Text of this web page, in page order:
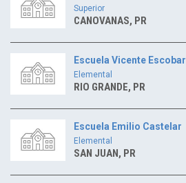
Superior
CANOVANAS, PR
Escuela Vicente Escobar
Elemental
RIO GRANDE, PR
Escuela Emilio Castelar
Elemental
SAN JUAN, PR